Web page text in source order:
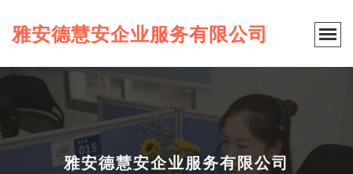
雅安德慧安企业服务有限公司
雅安德慧安企业服务有限公司